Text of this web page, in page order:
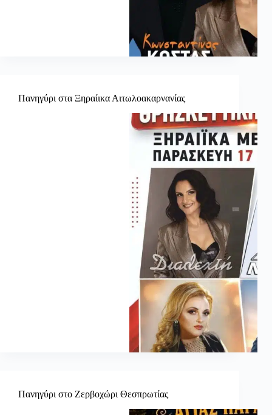
Πανηγύρι στα Ξηραίικα Αιτωλοακαρνανίας
Πανηγύρι στο Ζερβοχώρι Θεσπρωτίας